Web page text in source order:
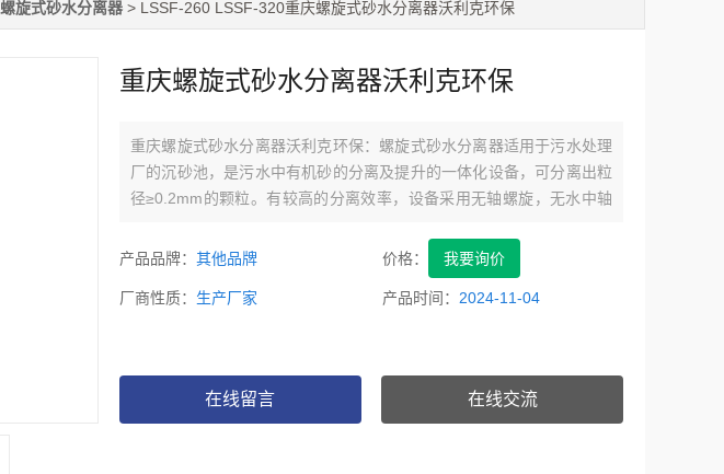
螺旋式砂水分离器 > LSSF-260 LSSF-320重庆螺旋式砂水分离器沃利克环保
重庆螺旋式砂水分离器沃利克环保
重庆螺旋式砂水分离器沃利克环保：螺旋式砂水分离器适用于污水处理
厂的沉砂池，是污水中有机砂的分离及提升的一体化设备，可分离出粒
径≥0.2mm的颗粒。有较高的分离效率，设备采用无轴螺旋，无水中轴
的砂水分离设备.
产品品牌： 其他品牌 价格： 我要询价
厂商性质： 生产厂家 产品时间： 2024-11-04
在线留言 在线交流